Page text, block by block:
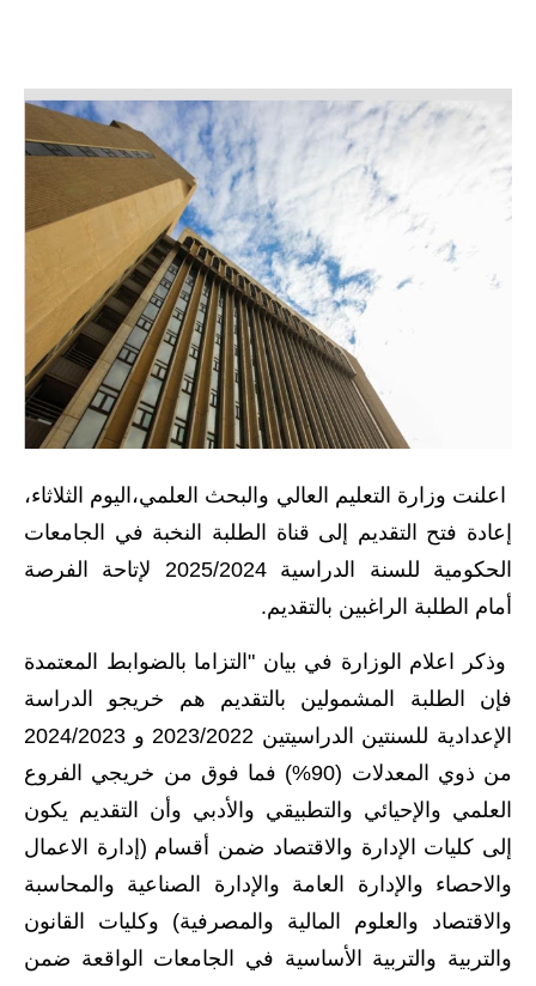
القروض والسلف
المنح المالية
قطع الاراضي
اخبار العراق
الاخبار السياسية
الاخبار الامنية
الاخبار الاقتصادية
الاخبار الرياضية
المدارس
نتائج الامتحانات
المرحلة الابتدائية
المرحلة المتوسطة
المرحلة الاعدادية
اسئلة وزارية
المرحلة الابتدائية
اعلنت وزارة التعليم العالي والبحث العلمي،اليوم الثلاثاء،
إعادة فتح التقديم إلى قناة الطلبة النخبة في الجامعات
الحكومية للسنة الدراسية 2025/2024 لإتاحة الفرصة
أمام الطلبة الراغبين بالتقديم.
وذكر اعلام الوزارة في بيان "التزاما بالضوابط المعتمدة
فإن الطلبة المشمولين بالتقديم هم خريجو الدراسة
الإعدادية للسنتين الدراسيتين 2023/2022 و 2024/2023
من ذوي المعدلات (90%) فما فوق من خريجي الفروع
العلمي والإحيائي والتطبيقي والأدبي وأن التقديم يكون
إلى كليات الإدارة والاقتصاد ضمن أقسام (إدارة الاعمال
والاحصاء والإدارة العامة والإدارة الصناعية والمحاسبة
والاقتصاد والعلوم المالية والمصرفية) وكليات القانون
والتربية والتربية الأساسية في الجامعات الواقعة ضمن